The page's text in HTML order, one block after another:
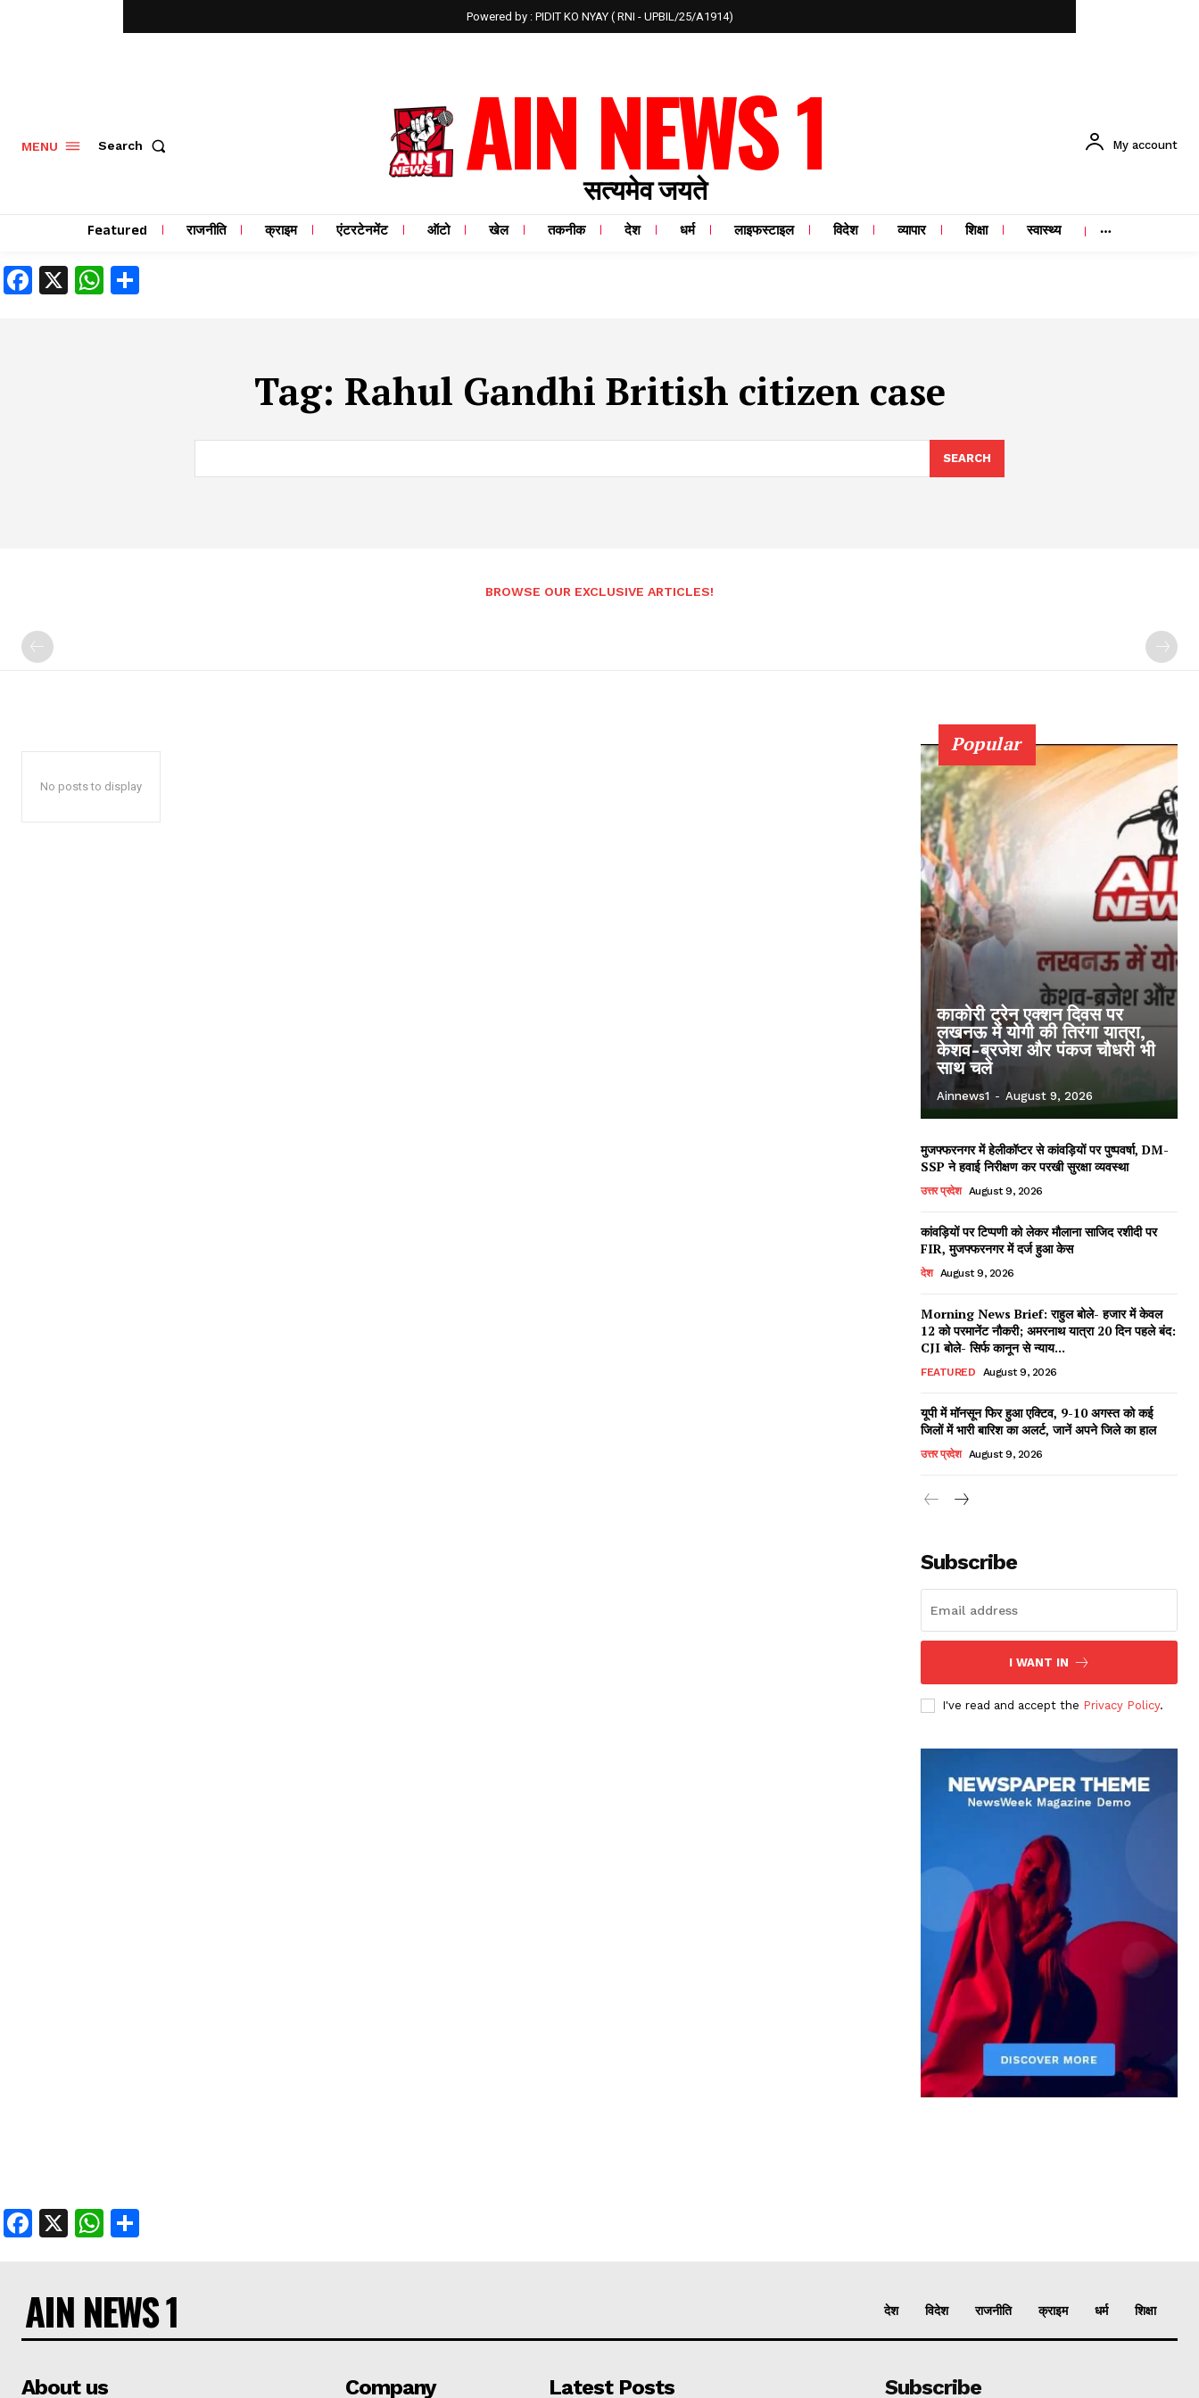
Powered by : PIDIT KO NYAY ( RNI - UPBIL/25/A1914)
MENU Search AIN NEWS 1
सत्यमेव जयते
My account
Featured राजनीति क्राइम एंटरटेनमेंट ऑटो खेल तकनीक देश धर्म लाइफस्टाइल विदेश व्यापार शिक्षा स्वास्थ्य
Facebook
X WhatsApp
Tag: Rahul Gandhi British citizen case
SEARCH
BROWSE OUR EXCLUSIVE ARTICLES!
No posts to display
Popular
काकोरी ट्रेन एक्शन दिवस पर
लखनऊ में योगी की तिरंगा यात्रा,
केशव-ब्रजेश और पंकज चौधरी भी
साथ चले
Ainnews1 - August 9, 2026
मुजफ्फरनगर में हेलीकॉप्टर से कांवड़ियों पर पुष्पवर्षा, DM-
SSP ने हवाई निरीक्षण कर परखी सुरक्षा व्यवस्था
उत्तर प्रदेश August 9, 2026
कांवड़ियों पर टिप्पणी को लेकर मौलाना साजिद रशीदी पर
FIR, मुजफ्फरनगर में दर्ज हुआ केस
देश August 9, 2026
Morning News Brief: राहुल बोले- हजार में केवल
12 को परमानेंट नौकरी; अमरनाथ यात्रा 20 दिन पहले बंद:
CJI बोले- सिर्फ कानून से न्याय...
FEATURED August 9, 2026
यूपी में मॉनसून फिर हुआ एक्टिव, 9-10 अगस्त को कई
जिलों में भारी बारिश का अलर्ट, जानें अपने जिले का हाल
उत्तर प्रदेश August 9, 2026
Subscribe
I WANT IN
I've read and accept the Privacy Policy.
Facebook
X WhatsApp
AIN NEWS 1 देश विदेश राजनीति क्राइम धर्म शिक्षा
About us Company Latest Posts Subscribe